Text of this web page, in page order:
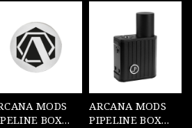
MODS
BOX
ARCANA MODS
PIPELINE BOX